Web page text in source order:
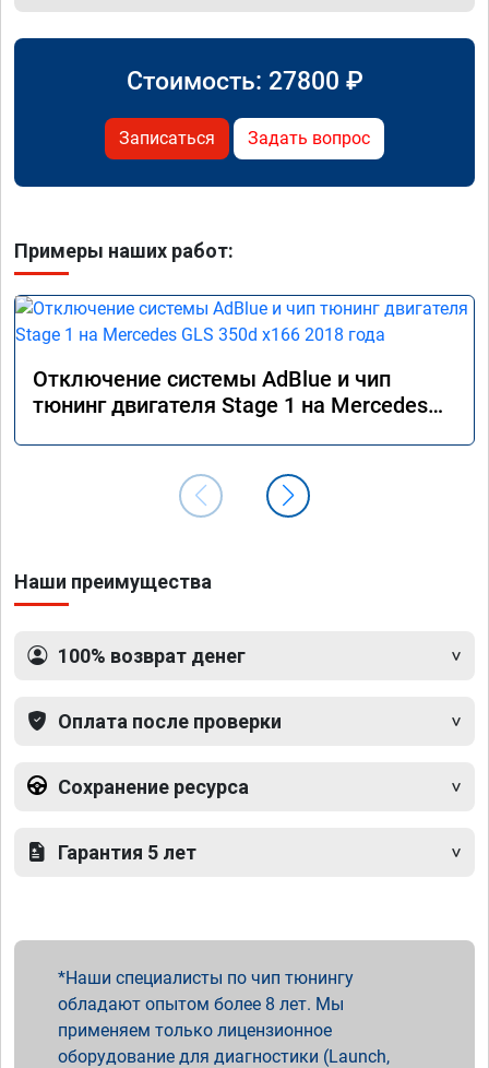
Стоимость: 27800 ₽
Записаться Задать вопрос
Примеры наших работ:
Отключение системы AdBlue и чип
тюнинг двигателя Stage 1 на Mercedes
Наши преимущества
100% возврат денег
Оплата после проверки
Сохранение ресурса
Гарантия 5 лет
Наши специалисты по чип тюнингу
обладают опытом более 8 лет. Мы
применяем только лицензионное
оборудование для диагностики (Launch,